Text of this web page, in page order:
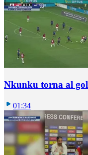
Nkunku torna al gol
01:34